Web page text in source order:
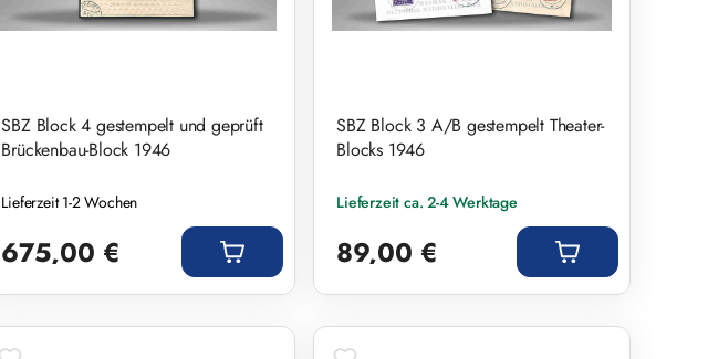
SBZ Block 4 gestempelt und geprüft
Brückenbau-Block 1946
Lieferzeit 1-2 Wochen
675,00 €
SBZ Block 3 A/B gestempelt Theater-
Blocks 1946
Lieferzeit ca. 2-4 Werktage
89,00 €